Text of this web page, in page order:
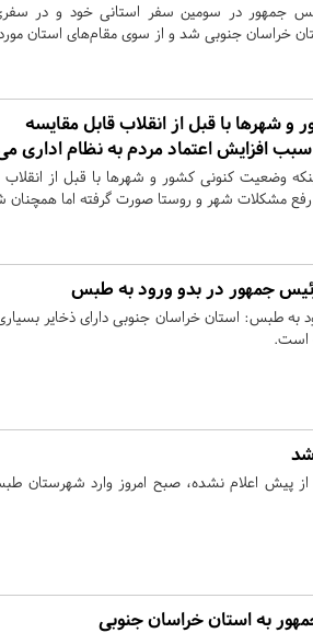
جمهور در سومین سفر استانی خود و در
خراسان جنوبی شد و از سوی مقام‌های استان مورد
شهرها با قبل از انقلاب قابل مقایسه
افزایش اعتماد مردم به نظام اداری
‌وضعیت کنونی کشور و شهرها با قبل از
مشکلات شهر و روستا صورت گرفته اما همچنان
جمهور در بدو ورود به طبس
به طبس: استان خراسان جنوبی دارای ذخایر
است.
پیش اعلام نشده، صبح امروز وارد شهرستان
به استان خراسان جنوبی